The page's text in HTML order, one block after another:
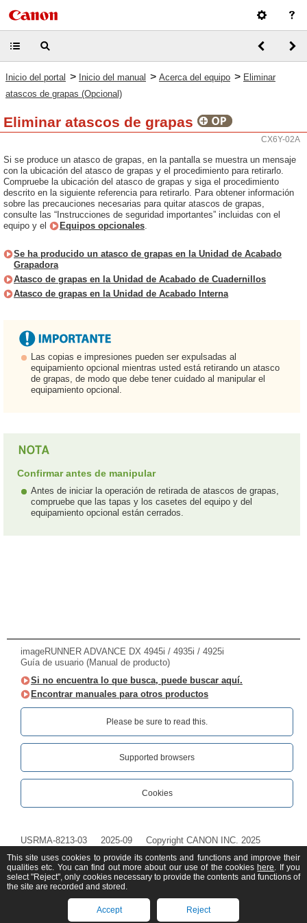
Inicio del portal > Inicio del manual > Acerca del equipo > Eliminar
atascos de grapas (Opcional)
Eliminar atascos de grapas
CX6Y-02A
Si se produce un atasco de grapas, en la pantalla se muestra un mensaje
con la ubicación del atasco de grapas y el procedimiento para retirarlo.
Compruebe la ubicación del atasco de grapas y siga el procedimiento
descrito en la siguiente referencia para retirarlo. Para obtener información
sobre las precauciones necesarias para quitar atascos de grapas,
consulte las “Instrucciones de seguridad importantes” incluidas con el
equipo y el
Equipos opcionales.
Se ha producido un atasco de grapas en la Unidad de Acabado
Grapadora
Atasco de grapas en la Unidad de Acabado de Cuadernillos
Atasco de grapas en la Unidad de Acabado Interna
Las copias e impresiones pueden ser expulsadas al
equipamiento opcional mientras usted está retirando un atasco
de grapas, de modo que debe tener cuidado al manipular el
equipamiento opcional.
Confirmar antes de manipular
Antes de iniciar la operación de retirada de atascos de grapas,
compruebe que las tapas y los casetes del equipo y del
equipamiento opcional están cerrados.
imageRUNNER ADVANCE DX 4945i / 4935i / 4925i
Guía de usuario (Manual de producto)
Si no encuentra lo que busca, puede buscar aquí.
Encontrar manuales para otros productos
Please be sure to read this.‎
Supported browsers
Cookies
USRMA-8213-03 2025-09 Copyright CANON INC. 2025
This site uses cookies to provide its contents and functions and improve their
qualities etc. You can find out more about our use of the cookies here. If you
select "Reject", only cookies necessary to provide the contents and functions of
the site are recorded and stored.
Accept Reject